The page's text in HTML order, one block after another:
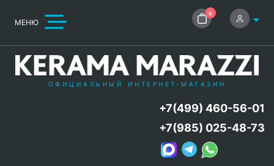
МЕНЮ
0
ОФИЦИАЛЬНЫЙ ИНТЕРНЕТ-МАГАЗИН
+7(499) 460-56-01
+7(985) 025-48-73